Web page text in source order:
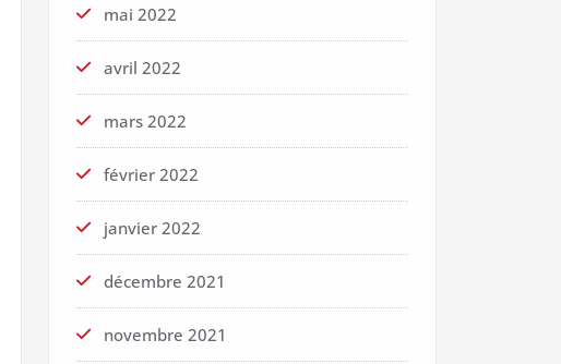
mai 2022
avril 2022
mars 2022
février 2022
janvier 2022
décembre 2021
novembre 2021